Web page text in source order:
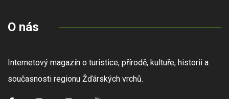
O nás
Internetový magazín o turistice, přírodě, kultuře, historii a
současnosti regionu Žďárských vrchů.